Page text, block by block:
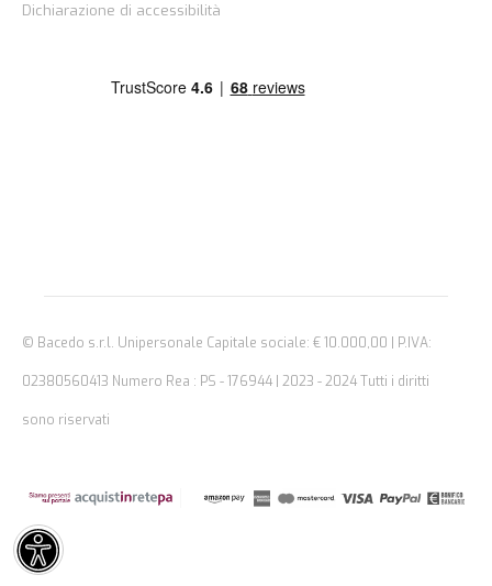
Dichiarazione di accessibilità
© Bacedo s.r.l. Unipersonale Capitale sociale: € 10.000,00 | P.IVA:
02380560413 Numero Rea : PS - 176944 | 2023 - 2024 Tutti i diritti
sono riservati